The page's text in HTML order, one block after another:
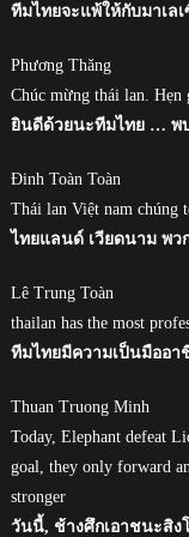
ทีมไทยจะแพ้ให้กับมาเล
Phương Thăng
Chúc mừng thái lan. Hẹn
ยินดีด้วยนะทีมไทย … พ
Đinh Toàn Toàn
Thái lan Việt nam chúng
ไทยแลนด์ เวียดนาม พว
Lê Trung Toàn
thailan has the most
ทีมไทยมีความเป็นมืออา
Thuan Truong Minh
Today, Elephant defeat
goal, they only forward
stronger
วันนี้, ช้างศึกเอาชนะสิง